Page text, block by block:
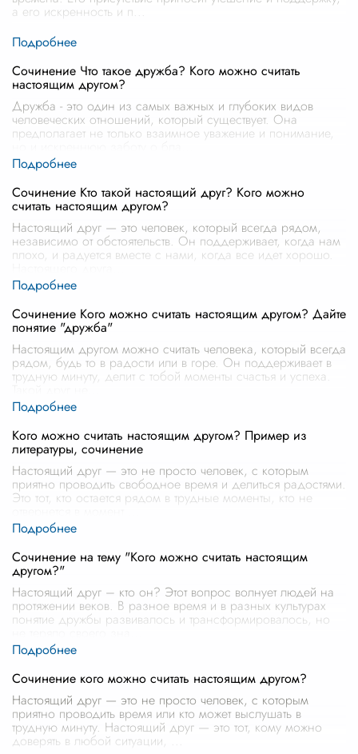
а его искренность и п
Сочинение Что такое дружба? Кого можно считать
настоящим другом?
Дружба - это один из самых важных и глубоких видов
человеческих отношений, который существует. Она
предполагает не только взаимное уважение и понимание,
Сочинение Кто такой настоящий друг? Кого можно
считать настоящим другом?
Настоящий друг — это человек, который всегда рядом,
независимо от обстоятельств. Он поддерживает, когда нам
плохо, и радуется вместе с нами, когда все идет хорошо.
Сочинение Кого можно считать настоящим другом? Дайте
понятие "дружба"
Настоящим другом можно считать человека, который всегда
рядом, будь то в радости или в горе. Он поддерживает в
трудную минуту, делит с тобой моменты счастья и успеха.
Кого можно считать настоящим другом? Пример из
литературы, сочинение
Настоящий друг — это не просто человек, с которым
приятно проводить свободное время и делиться радостями.
Это тот, кто остается рядом в трудные моменты, кто не
Сочинение на тему "Кого можно считать настоящим
другом?"
Настоящий друг – кто он? Этот вопрос волнует людей на
протяжении веков. В разное время и в разных культурах
понятие дружбы развивалось и трансформировалось, но
Сочинение кого можно считать настоящим другом?
Настоящий друг — это не просто человек, с которым
приятно проводить время или кто может выслушать в
трудную минуту. Настоящий друг — это тот, кому можно
доверять в любой ситуации,